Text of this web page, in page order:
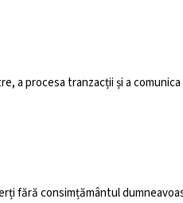
a procesa tranzacții și a comunica
fără consimțământul